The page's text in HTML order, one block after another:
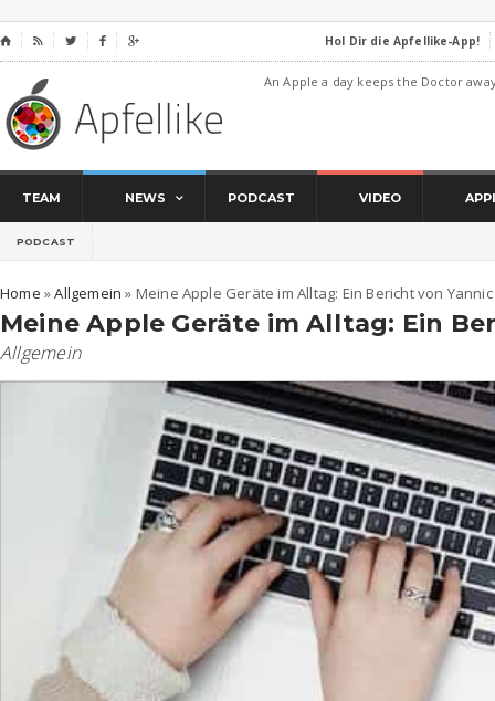
⌂     Hol Dir die Apfellike-App!
An Apple a day keeps the Doctor
TEAM NEWS PODCAST VIDEO
PODCAST
Home »Allgemein » Meine Apple Geräte im Alltag: Ein Bericht von Yannic
Meine Apple Geräte im Alltag: Ein
Allgemein